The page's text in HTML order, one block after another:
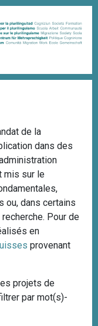
de la
dans des
mis sur le
ou, dans certains
Pour de
en
provenant
projets de
par mot(s)-